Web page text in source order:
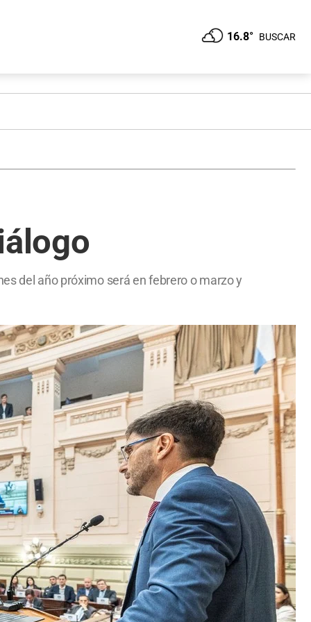
16.8° BUSCAR
del año próximo será en febrero o marzo y